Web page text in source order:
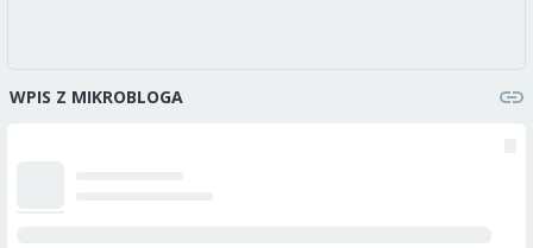
WPIS Z MIKROBLOGA